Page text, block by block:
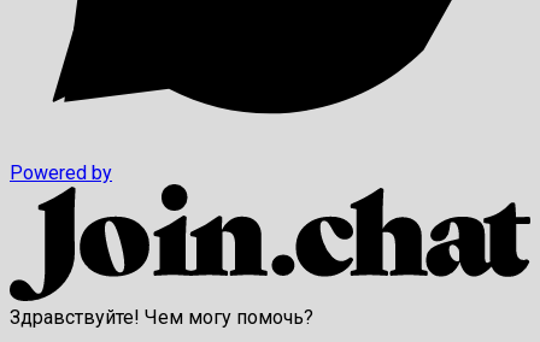
Powered by
Здравствуйте! Чем могу помочь?